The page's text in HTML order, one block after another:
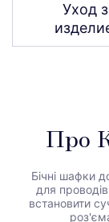
Уход
Про
Бічні шафки
для
встановити